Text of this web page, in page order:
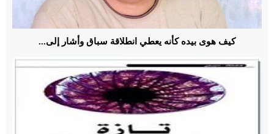
كيف هوى بيده كأنه يعطي انطلاقة سباق وأشار إلى...